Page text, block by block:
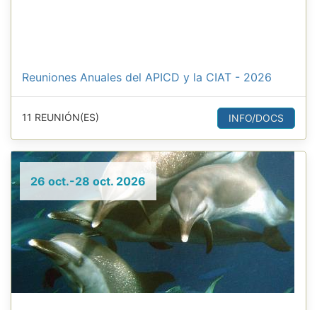
Reuniones Anuales del APICD y la CIAT - 2026
11 REUNIÓN(ES) INFO/DOCS
26 oct.-28 oct. 2026